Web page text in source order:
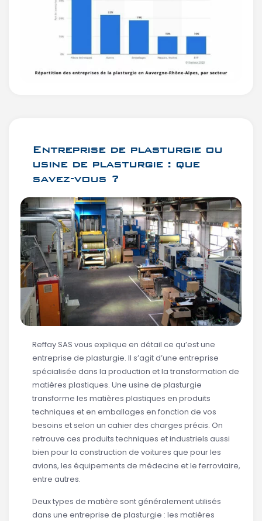
Entreprise de plasturgie ou
usine de plasturgie : que
savez-vous ?
Reffay SAS vous explique en détail ce qu’est une
entreprise de plasturgie. Il s’agit d’une entreprise
spécialisée dans la production et la transformation de
matières plastiques. Une usine de plasturgie
transforme les matières plastiques en produits
techniques et en emballages en fonction de vos
besoins et selon un cahier des charges précis. On
retrouve ces produits techniques et industriels aussi
bien pour la construction de voitures que pour les
avions, les équipements de médecine et le ferroviaire,
entre autres.
Deux types de matière sont généralement utilisés
dans une entreprise de plasturgie : les matières